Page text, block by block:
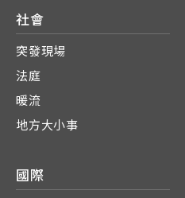
社會
突發現場
法庭
暖流
地方大小事
國際